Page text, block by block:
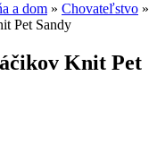
a dom » Chovateľstvo »
Pet Sandy
Knit Pet